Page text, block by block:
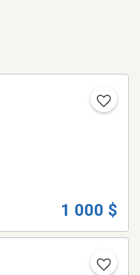
1 000 $